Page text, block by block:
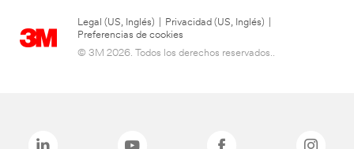
Legal (US, Inglés) Privacidad (US, Inglés)
Preferencias de cookies
© 3M 2026. Todos los derechos reservados..